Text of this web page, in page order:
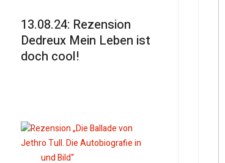
13.08.24: Rezension
Dedreux Mein Leben ist
doch cool!